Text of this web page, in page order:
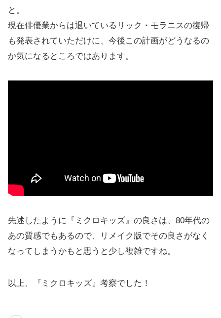
と。
現在俳優業からは退いているリック・モラニスの復帰
も発表されていただけに、今後この計画がどうなるの
か気になるところではあります。
先述したように『ミクロキッズ』の良さは、80年代の
あの質感でもあるので、リメイク版でその良さがなく
なってしまうかもと思うと少し複雑ですね。
以上、『ミクロキッズ』考察でした！